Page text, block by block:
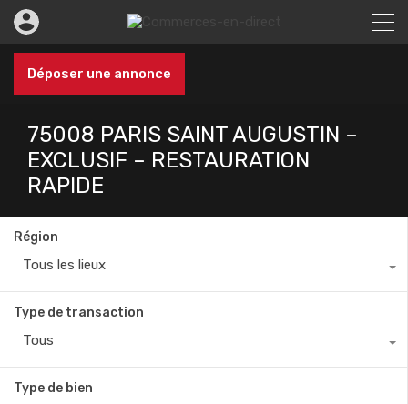
Déposer une annonce
75008 PARIS SAINT AUGUSTIN –
EXCLUSIF – RESTAURATION
RAPIDE
Région
Tous les lieux
Type de transaction
Tous
Type de bien